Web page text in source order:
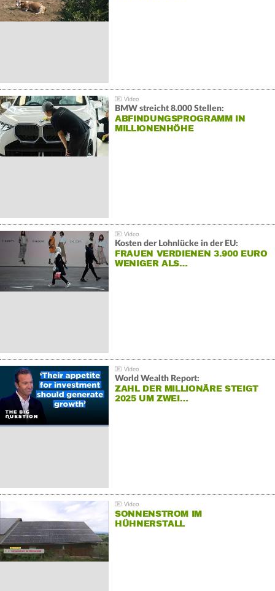
BMW streicht 8.000 Stellen:
ABFINDUNGSPROGRAMM IN
MILLIONENHÖHE
Kosten der Lohnlücke in der EU:
FRAUEN VERDIENEN 3.900 EURO
WENIGER ALS…
World Wealth Report:
ZAHL DER MILLIONÄRE STEIGT
2025 UM ZWEI…
SONNENSTROM IM
HÜHNERSTALL